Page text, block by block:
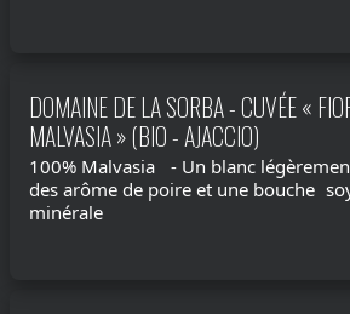
DOMAINE DE LA SORBA - CUVÉE «
MALVASIA » (BIO - AJACCIO)
100% Malvasia - Un blanc
des arôme de poire et une bouche
minérale